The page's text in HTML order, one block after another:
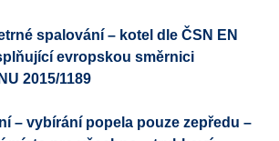
spalování – kotel dle ČSN EN
evropskou směrnici
2015/1189
– vybírání popela pouze zepředu –